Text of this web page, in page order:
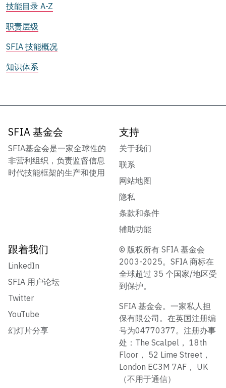
技能目录 A-Z
职责层级
SFIA 技能概况
知识体系
SFIA 基金会
SFIA基金会是一家全球性的
非营利组织，负责监督信息
时代技能框架的生产和使用
支持
关于我们
联系
网站地图
隐私
条款和条件
辅助功能
跟着我们
LinkedIn
SFIA 用户论坛
Twitter
YouTube
幻灯片分享
© 版权所有 SFIA 基金会
2003-2025。SFIA 商标在
全球超过 35 个国家/地区受
到保护。
SFIA 基金会。一家私人担
保有限公司。在英国注册编
号为04770377。注册办事
处：The Scalpel， 18th
Floor， 52 Lime Street，
London EC3M 7AF， UK
（不用于通信）